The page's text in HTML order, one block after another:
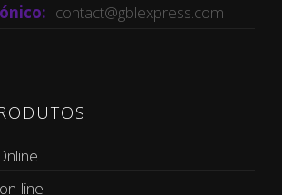
contact@gblexpress.com
line